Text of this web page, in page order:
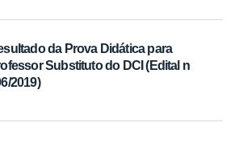
da Prova Didática para
Substituto do DCI (Edital n
2019)